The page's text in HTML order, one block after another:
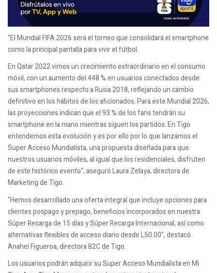
"El Mundial FIFA 2026 será el torneo que consolidará el smartphone
como la principal pantalla para vivir el fútbol.
En Qatar 2022 vimos un crecimiento extraordinario en el consumo
móvil, con un aumento del 448 % en usuarios conectados desde
sus smartphones respecto a Rusia 2018, reflejando un cambio
definitivo en los hábitos de los aficionados. Para este Mundial 2026,
las proyecciones indican que el 93 % de los fans tendrán su
smartphone en la mano mientras siguen los partidos. En Tigo
entendemos esta evolución y es por ello por lo que lanzamos el
Super Acceso Mundialista, una propuesta diseñada para que
nuestros usuarios móviles, al igual que los residenciales, disfruten
de este histórico evento", aseguró Laura Zelaya, directora de
Marketing de Tigo.
"Hemos desarrollado una oferta integral que incluye opciones para
clientes pospago y prepago, beneficios incorporados en nuestra
Súper Recarga de 15 días y Súper Recarga Internacional, así como
alternativas flexibles de acceso diario desde L50.00", destacó
Anahel Figueroa, directora B2C de Tigo.
Los usuarios podrán adquirir su Super Acceso Mundialista en Mi